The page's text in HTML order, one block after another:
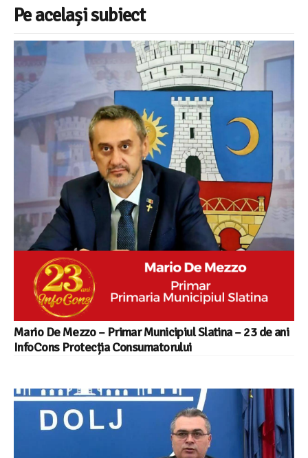
Pe același subiect
Mario De Mezzo – Primar Municipiul Slatina – 23 de ani
InfoCons Protecția Consumatorului